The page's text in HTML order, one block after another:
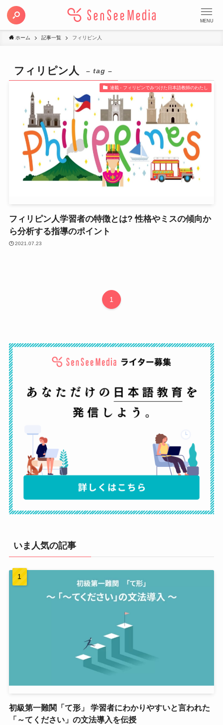
MENU
ホーム 記事一覧 フィリピン人
フィリピン人 – tag –
連載 - フィリピンでみつけた日本語教師のわたし
フィリピン人学習者の特徴とは? 性格やミスの傾向か
ら分析する指導のポイント
2021.07.23
1
いま人気の記事
初級第一難関「て形」 学習者にわかりやすいと言われた
「～てください」の文法導入を伝授